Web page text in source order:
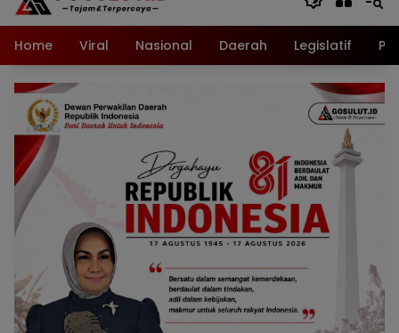
Home Viral Nasional Daerah Legislatif